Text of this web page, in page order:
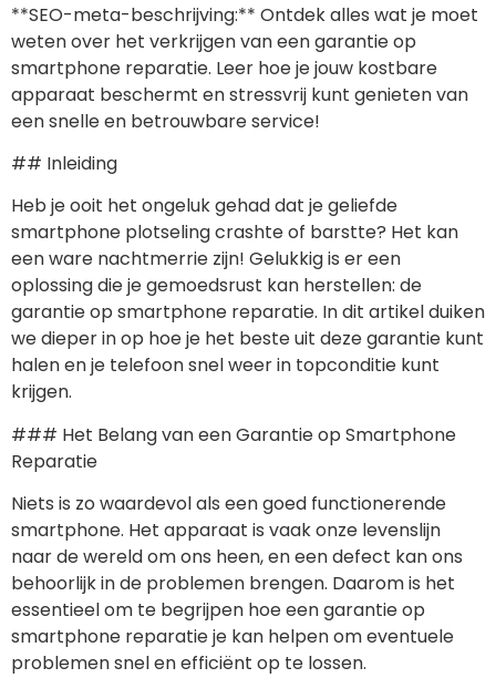
**SEO-meta-beschrijving:** Ontdek alles wat je moet
weten over het verkrijgen van een garantie op
smartphone reparatie. Leer hoe je jouw kostbare
apparaat beschermt en stressvrij kunt genieten van
een snelle en betrouwbare service!
## Inleiding
Heb je ooit het ongeluk gehad dat je geliefde
smartphone plotseling crashte of barstte? Het kan
een ware nachtmerrie zijn! Gelukkig is er een
oplossing die je gemoedsrust kan herstellen: de
garantie op smartphone reparatie. In dit artikel duiken
we dieper in op hoe je het beste uit deze garantie kunt
halen en je telefoon snel weer in topconditie kunt
krijgen.
### Het Belang van een Garantie op Smartphone
Reparatie
Niets is zo waardevol als een goed functionerende
smartphone. Het apparaat is vaak onze levenslijn
naar de wereld om ons heen, en een defect kan ons
behoorlijk in de problemen brengen. Daarom is het
essentieel om te begrijpen hoe een garantie op
smartphone reparatie je kan helpen om eventuele
problemen snel en efficiënt op te lossen.